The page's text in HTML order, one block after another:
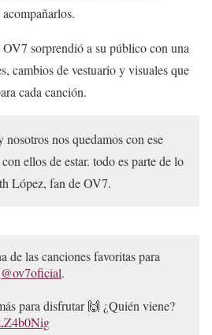
sorprendió a su público con una
cambios de vestuario y visuales que
cada canción.
nos quedamos con ese
ellos de estar. todo es parte de lo
López, fan de OV7.
de las canciones favoritas para
@ov7oficial.
para disfrutar 🙌 ¿Quién viene?